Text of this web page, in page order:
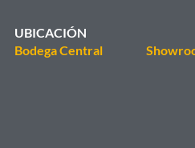
UBICACIÓN
Bodega Central